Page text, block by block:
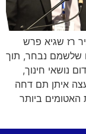
רז שגיא פרש
שלשמם נבחר, תוך
נושאי חינוך,
איתן תם דחה
האטומים ביותר